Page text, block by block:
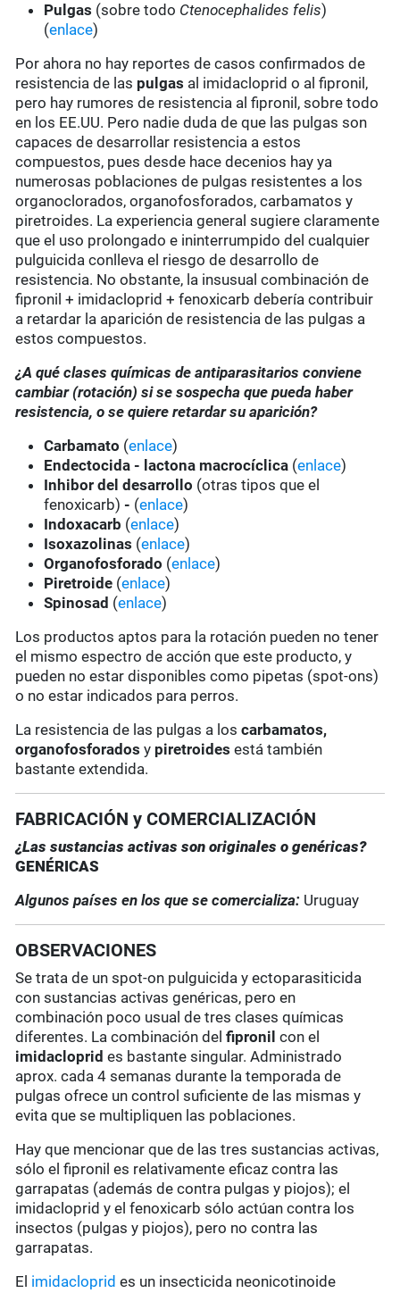
Pulgas (sobre todo Ctenocephalides felis)
(enlace)
Por ahora no hay reportes de casos confirmados de
resistencia de las pulgas al imidacloprid o al fipronil,
pero hay rumores de resistencia al fipronil, sobre todo
en los EE.UU. Pero nadie duda de que las pulgas son
capaces de desarrollar resistencia a estos
compuestos, pues desde hace decenios hay ya
numerosas poblaciones de pulgas resistentes a los
organoclorados, organofosforados, carbamatos y
piretroides. La experiencia general sugiere claramente
que el uso prolongado e ininterrumpido del cualquier
pulguicida conlleva el riesgo de desarrollo de
resistencia. No obstante, la insusual combinación de
fipronil + imidacloprid + fenoxicarb debería contribuir
a retardar la aparición de resistencia de las pulgas a
estos compuestos.
¿A qué clases químicas de antiparasitarios conviene
cambiar (rotación) si se sospecha que pueda haber
resistencia, o se quiere retardar su aparición?
Carbamato (enlace)
Endectocida - lactona macrocíclica (enlace)
Inhibor del desarrollo (otras tipos que el
fenoxicarb) - (enlace)
Indoxacarb (enlace)
Isoxazolinas (enlace)
Organofosforado (enlace)
Piretroide (enlace)
Spinosad (enlace)
Los productos aptos para la rotación pueden no tener
el mismo espectro de acción que este producto, y
pueden no estar disponibles como pipetas (spot-ons)
o no estar indicados para perros.
La resistencia de las pulgas a loscarbamatos,
organofosforados y piretroides está también
bastante extendida.
FABRICACIÓN y COMERCIALIZACIÓN
¿Las sustancias activas son originales o genéricas?
GENÉRICAS
Algunos países en los que se comercializa: Uruguay
OBSERVACIONES
Se trata de un spot-on pulguicida y ectoparasiticida
con sustancias activas genéricas, pero en
combinación poco usual de tres clases químicas
diferentes. La combinación del fipronil con el
imidacloprid es bastante singular. Administrado
aprox. cada 4 semanas durante la temporada de
pulgas ofrece un control suficiente de las mismas y
evita que se multipliquen las poblaciones.
Hay que mencionar que de las tres sustancias activas,
sólo el fipronil es relativamente eficaz contra las
garrapatas (además de contra pulgas y piojos); el
imidacloprid y el fenoxicarb sólo actúan contra los
insectos (pulgas y piojos), pero no contra las
garrapatas.
El imidacloprid es un insecticida neonicotinoide